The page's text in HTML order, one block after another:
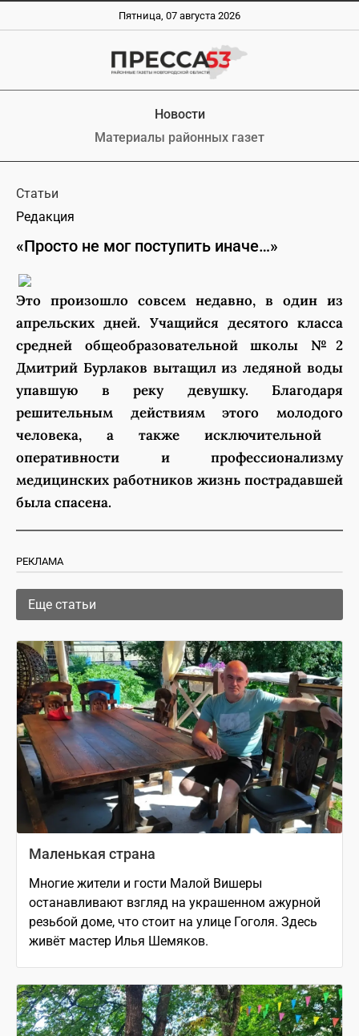
Пятница, 07 августа 2026
Новости
Материалы районных газет
Статьи
Редакция
«Просто не мог поступить иначе…»
Это произошло совсем недавно, в один из
апрельских дней. Учащийся десятого класса
средней общеобразовательной школы №2
Дмитрий Бурлаков вытащил из ледяной воды
упавшую в реку девушку. Благодаря
решительным действиям этого молодого
человека, а также исключительной
оперативности и профессионализму
медицинских работников жизнь пострадавшей
была спасена.
РЕКЛАМА
Еще статьи
Маленькая страна
Многие жители и гости Малой Вишеры
останавливают взгляд на украшенном ажурной
резьбой доме, что стоит на улице Гоголя. Здесь
живёт мастер Илья Шемяков.